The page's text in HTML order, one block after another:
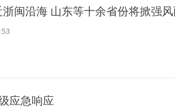
浙闽沿海 山东等十余省份将掀强
应急响应